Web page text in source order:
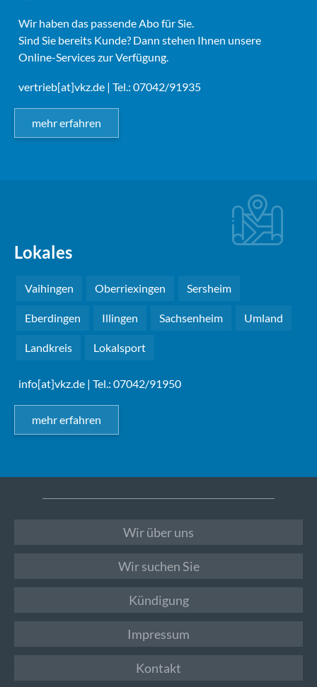
Wir haben das passende Abo für Sie.
Sind Sie bereits Kunde? Dann stehen Ihnen unsere
Online-Services zur Verfügung.
vertrieb[at]vkz.de | Tel.: 07042/91935
mehr erfahren
Lokales
Vaihingen Oberriexingen Sersheim
Eberdingen Illingen Sachsenheim Umland
Landkreis Lokalsport
info[at]vkz.de | Tel.: 07042/91950
mehr erfahren
Wir über uns
Wir suchen Sie
Kündigung
Impressum
Kontakt